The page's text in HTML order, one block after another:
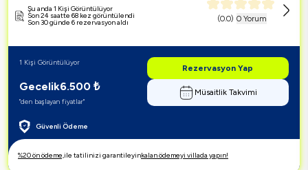
(0.0) 0 Yorum
Şu anda 1 Kişi Görüntülüyor
Son 24 saatte 68 kez görüntülendi
Son 30 günde 6 rezervasyon aldı
Güvenli Ödeme
Gecelik6.500 ₺
"den başlayan fiyatlar"
1 Kişi Görüntülüyor
Rezervasyon Yap
Müsaitlik Takvimi
%20 ön ödeme,ile tatilinizi garantileyinkalan ödemeyi villada yapın!